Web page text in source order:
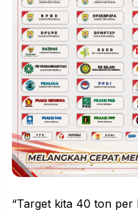
“Target kita 40 ton